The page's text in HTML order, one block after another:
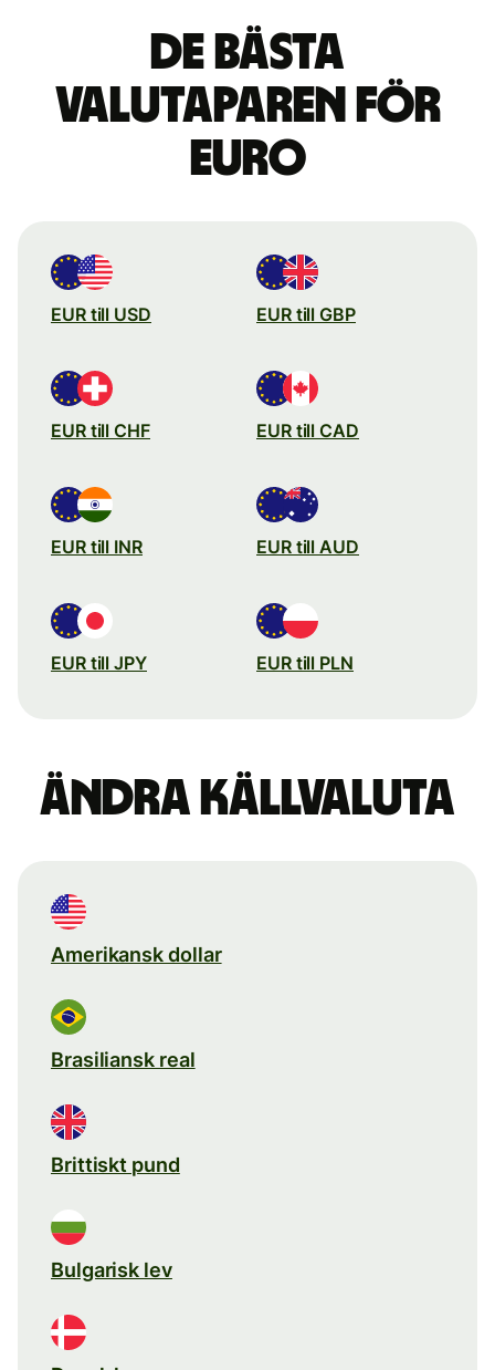
De bästa
valutaparen för
euro
EUR till USD EUR till GBP
EUR till CHF EUR till CAD
EUR till INR EUR till AUD
EUR till JPY EUR till PLN
Ändra källvaluta
Amerikansk dollar
Brasiliansk real
Brittiskt pund
Bulgarisk lev